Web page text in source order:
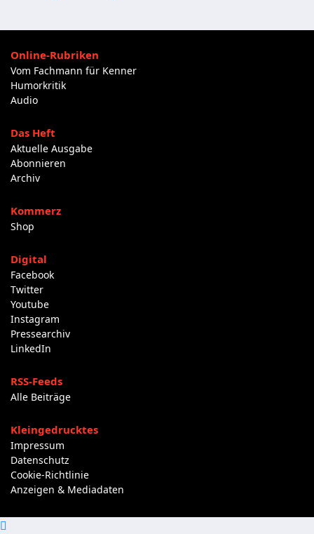
Online-Rubriken
Vom Fachmann für Kenner
Humorkritik
Audio
Das Heft
Aktuelle Ausgabe
Abonnieren
Archiv
Kommerz
Shop
Digital
Facebook
Twitter
Youtube
Instagram
Pressearchiv
LinkedIn
RSS-Feeds
Alle Beiträge
Kleingedrucktes
Impressum
Datenschutz
Cookie-Richtlinie
Anzeigen & Mediadaten